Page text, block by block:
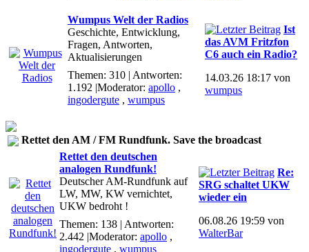
Wumpus Welt der Radios
Geschichte, Entwicklung,
Fragen, Antworten,
Aktualisierungen
Themen: 310 | Antworten:
1.192 |Moderator: apollo ,
ingodergute , wumpus
Ist
das AVM Fritzfon
C6 auch ein Radio?
14.03.26 18:17 von
wumpus
Rettet den AM / FM Rundfunk. Save the broadcast
Rettet den deutschen
analogen Rundfunk!
Deutscher AM-Rundfunk auf
LW, MW, KW vernichtet,
UKW bedroht !
Themen: 138 | Antworten:
2.442 |Moderator: apollo ,
ingodergute , wumpus
Re:
SRG schaltet UKW
wieder ein
06.08.26 19:59 von
WalterBar